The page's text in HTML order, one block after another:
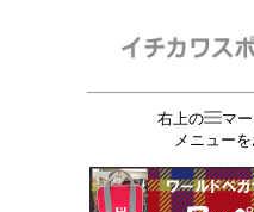
右上の
マ
メニュー